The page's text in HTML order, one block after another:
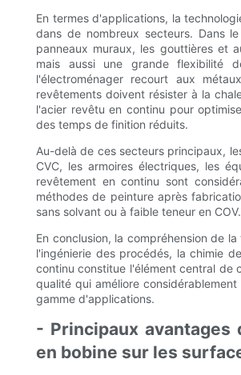
En termes d'applications, la
dans de nombreux secteurs. Dans
panneaux muraux, les gouttières et
mais aussi une grande flexibilité
l'électroménager recourt aux
revêtements doivent résister à la
l'acier revêtu en continu pour
des temps de finition réduits.
Au-delà de ces secteurs principaux,
CVC, les armoires électriques, les
revêtement en continu sont
méthodes de peinture après
sans solvant ou à faible teneur en COV.
En conclusion, la compréhension de
l'ingénierie des procédés, la chimie
continu constitue l'élément central de
qualité qui améliore
gamme d'applications.
- Principaux
en bobine sur les